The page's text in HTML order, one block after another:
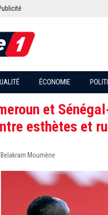
ÉCONOMIE
et
esthètes et
Belakram Moumène